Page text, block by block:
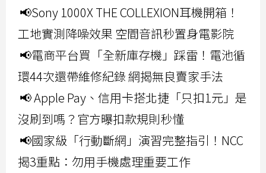
📢Sony 1000X THE COLLEXION耳機開箱！
工地實測降噪效果 空間音訊秒置身電影院
📢電商平台買「全新庫存機」踩雷！電池循
環44次還帶維修紀錄 網揭無良賣家手法
📢 Apple Pay、信用卡搭北捷「只扣1元」是
沒刷到嗎？官方曝扣款規則秒懂
📢國家級「行動斷網」演習完整指引！NCC
揭3重點：勿用手機處理重要工作